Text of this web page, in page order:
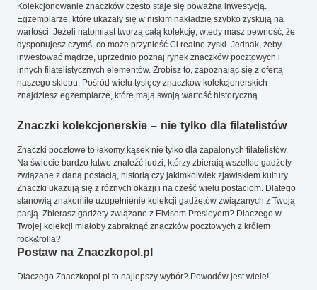
Kolekcjonowanie znaczków często staje się poważną inwestycją.
Egzemplarze, które ukazały się w niskim nakładzie szybko zyskują na
wartości. Jeżeli natomiast tworzą całą kolekcję, wtedy masz pewność, że
dysponujesz czymś, co może przynieść Ci realne zyski. Jednak, żeby
inwestować mądrze, uprzednio poznaj rynek znaczków pocztowych i
innych filatelistycznych elementów. Zrobisz to, zapoznając się z ofertą
naszego sklepu. Pośród wielu tysięcy znaczków kolekcjonerskich
znajdziesz egzemplarze, które mają swoją wartość historyczną.
Znaczki kolekcjonerskie – nie tylko dla filatelistów
Znaczki pocztowe to łakomy kąsek nie tylko dla zapalonych filatelistów.
Na świecie bardzo łatwo znaleźć ludzi, którzy zbierają wszelkie gadżety
związane z daną postacią, historią czy jakimkolwiek zjawiskiem kultury.
Znaczki ukazują się z różnych okazji i na cześć wielu postaciom. Dlatego
stanowią znakomite uzupełnienie kolekcji gadżetów związanych z Twoją
pasją. Zbierasz gadżety związane z Elvisem Presleyem? Dlaczego w
Twojej kolekcji miałoby zabraknąć znaczków pocztowych z królem
rock&rolla?
Postaw na Znaczkopol.pl
Dlaczego Znaczkopol.pl to najlepszy wybór? Powodów jest wiele!